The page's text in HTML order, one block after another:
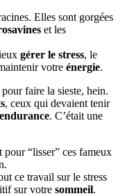
Elles sont gorgées
et les
gérer le stress, le
votre énergie.
faire la sieste, hein.
, ceux qui devaient tenir
endurance. C’était une
pour “lisser” ces fameux
ce travail sur le stress
sur votre sommeil.